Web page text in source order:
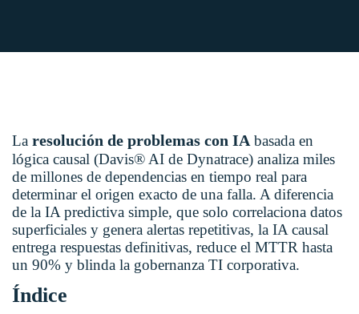
La resolución de problemas con IA basada en
lógica causal (Davis® AI de Dynatrace) analiza miles
de millones de dependencias en tiempo real para
determinar el origen exacto de una falla. A diferencia
de la IA predictiva simple, que solo correlaciona datos
superficiales y genera alertas repetitivas, la IA causal
entrega respuestas definitivas, reduce el MTTR hasta
un 90% y blinda la gobernanza TI corporativa.
Índice